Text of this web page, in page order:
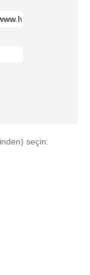
seçin: